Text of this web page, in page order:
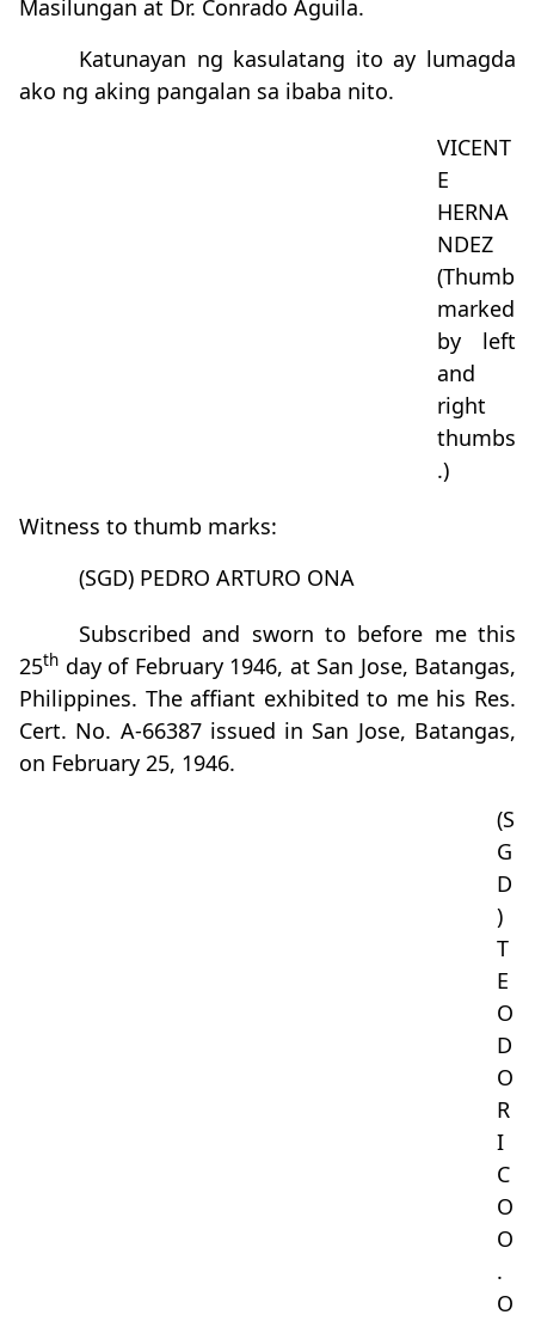
Masilungan at Dr. Conrado Aguila.
Katunayan ng kasulatang ito ay lumagda
ako ng aking pangalan sa ibaba nito.
VICENT
E
HERNA
NDEZ
(Thumb
marked
by left
and
right
thumbs
.)
Witness to thumb marks:
(SGD) PEDRO ARTURO ONA
Subscribed and sworn to before me this
25th day of February 1946, at San Jose, Batangas,
Philippines. The affiant exhibited to me his Res.
Cert. No. A-66387 issued in San Jose, Batangas,
on February 25, 1946.
(S
G
D
)
T
E
O
D
O
R
I
C
O
O
.
O